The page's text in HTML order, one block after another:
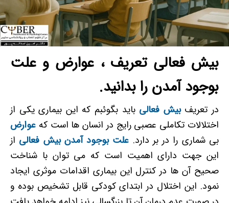
بیش فعالی تعریف ، عوارض و علت
بوجود آمدن را بدانید.
در تعریفبیش فعالی باید بگوئبم که این بیماری یکی از
اختلالات تکاملی عصبی رایج در انسان ها است که عوارض
بی شماری را در بر دارد. علت بوجود آمدن بیش فعالی از
این جهت دارای اهمیت است که می توان با شناخت
صحیح آن ها در کنترل این بیماری اقدامات موثری ایجاد
نمود. این اختلال در ابتدای کودکی قابل تشخیص بوده و